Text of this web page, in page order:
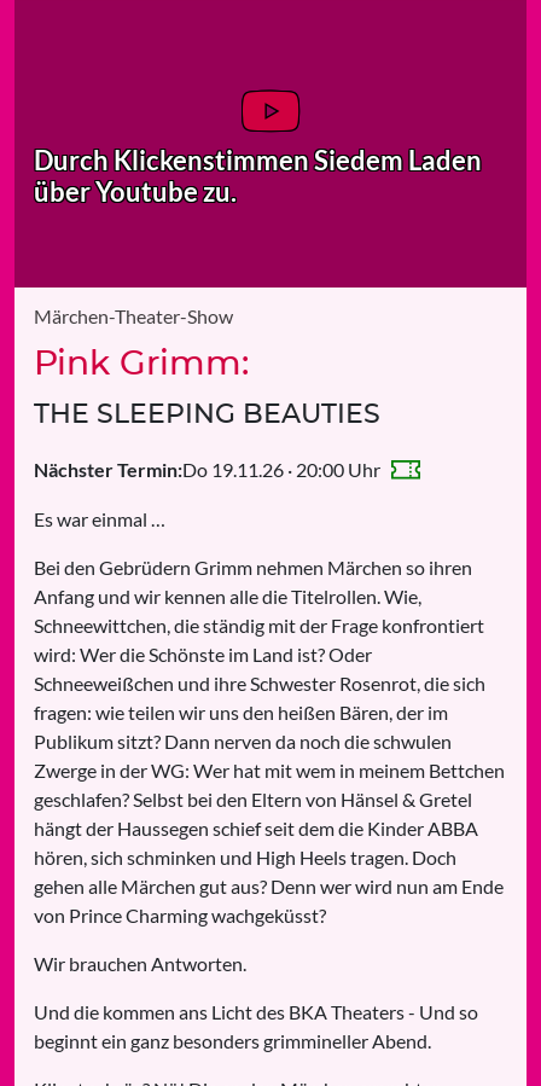
Durch Klickenstimmen Siedem Laden
über Youtube zu.
Märchen-Theater-Show
Pink Grimm:
THE SLEEPING BEAUTIES
Nächster Termin:Do 19.11.26 · 20:00 Uhr
Es war einmal …
Bei den Gebrüdern Grimm nehmen Märchen so ihren
Anfang und wir kennen alle die Titelrollen. Wie,
Schneewittchen, die ständig mit der Frage konfrontiert
wird: Wer die Schönste im Land ist? Oder
Schneeweißchen und ihre Schwester Rosenrot, die sich
fragen: wie teilen wir uns den heißen Bären, der im
Publikum sitzt? Dann nerven da noch die schwulen
Zwerge in der WG: Wer hat mit wem in meinem Bettchen
geschlafen? Selbst bei den Eltern von Hänsel & Gretel
hängt der Haussegen schief seit dem die Kinder ABBA
hören, sich schminken und High Heels tragen. Doch
gehen alle Märchen gut aus? Denn wer wird nun am Ende
von Prince Charming wachgeküsst?
Wir brauchen Antworten.
Und die kommen ans Licht des BKA Theaters - Und so
beginnt ein ganz besonders grimmineller Abend.